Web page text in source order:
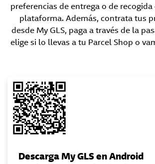
preferencias de entrega o de
plataforma. Además, contrata tus
desde My GLS, paga a través de la
elige si lo llevas a tu Parcel Shop o
Descarga My GLS en Android